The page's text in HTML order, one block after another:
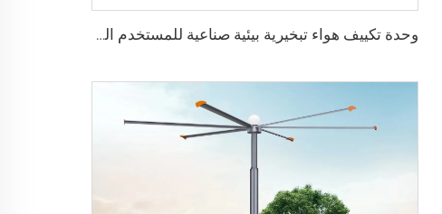
وحدة تكييف هواء تبخيرية بيئية صناعية للمستخدم الخارجي مثبتة على الحائط وتبريد المياه